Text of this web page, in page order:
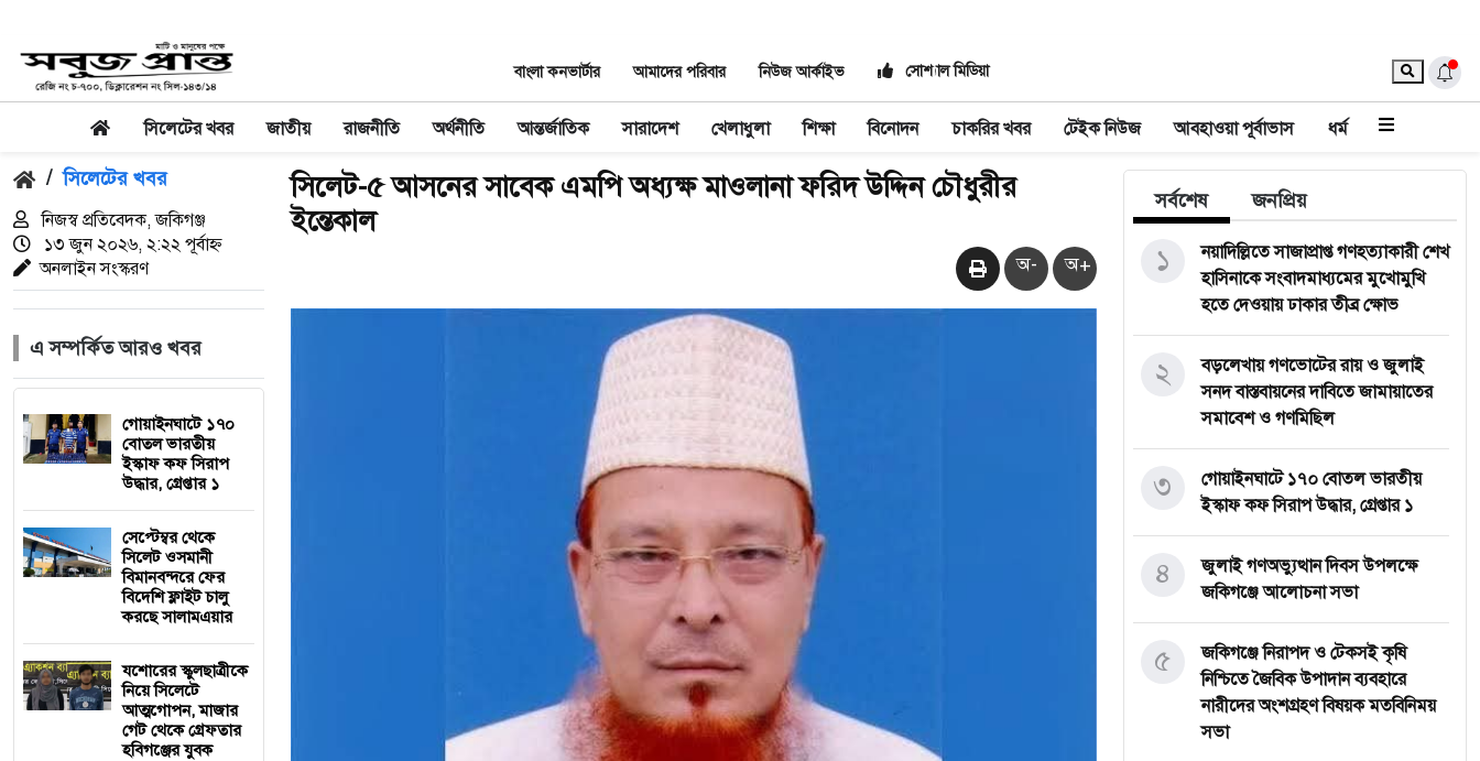
বাংলা কনভার্টার আমাদের পরিবার নিউজ আর্কাইভ সোশ্যাল মিডিয়া
সিলেটের খবর জাতীয় রাজনীতি অর্থনীতি আন্তর্জাতিক সারাদেশ খেলাধুলা শিক্ষা বিনোদন চাকরির খবর টেইক নিউজ আবহাওয়া পূর্বাভাস ধর্ম
/ সিলেটের খবর
নিজস্ব প্রতিবেদক, জকিগঞ্জ
১৩ জুন ২০২৬, ২:২২ পূর্বাহ্ন
অনলাইন সংস্করণ
এ সম্পর্কিত আরও খবর
গোয়াইনঘাটে ১৭০
বোতল ভারতীয়
ইস্কাফ কফ সিরাপ
উদ্ধার, গ্রেপ্তার ১
সেপ্টেম্বর থেকে
সিলেট ওসমানী
বিমানবন্দরে ফের
বিদেশি ফ্লাইট চালু
করছে সালামএয়ার
যশোরের স্কুলছাত্রীকে
নিয়ে সিলেটে
আত্মগোপন, মাজার
গেট থেকে গ্রেফতার
হবিগঞ্জের যুবক
সিলেট-৫ আসনের সাবেক এমপি অধ্যক্ষ মাওলানা ফরিদ উদ্দিন চৌধুরীর
ইন্তেকাল
অ- অ+
সর্বশেষ জনপ্রিয়
নয়াদিল্লিতে সাজাপ্রাপ্ত গণহত্যাকারী শেখ
হাসিনাকে সংবাদমাধ্যমের মুখোমুখি
হতে দেওয়ায় ঢাকার তীব্র ক্ষোভ
১
বড়লেখায় গণভোটের রায় ও জুলাই
সনদ বাস্তবায়নের দাবিতে জামায়াতের
সমাবেশ ও গণমিছিল
২
গোয়াইনঘাটে ১৭০ বোতল ভারতীয়
ইস্কাফ কফ সিরাপ উদ্ধার, গ্রেপ্তার ১
৩
জুলাই গণঅভ্যুত্থান দিবস উপলক্ষে
জকিগঞ্জে আলোচনা সভা
৪
জকিগঞ্জে নিরাপদ ও টেকসই কৃষি
নিশ্চিতে জৈবিক উপাদান ব্যবহারে
নারীদের অংশগ্রহণ বিষয়ক মতবিনিময়
সভা
৫